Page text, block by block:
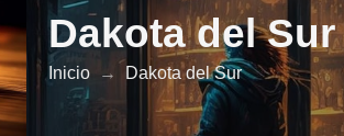
Dakota del Sur
Inicio → Dakota del Sur